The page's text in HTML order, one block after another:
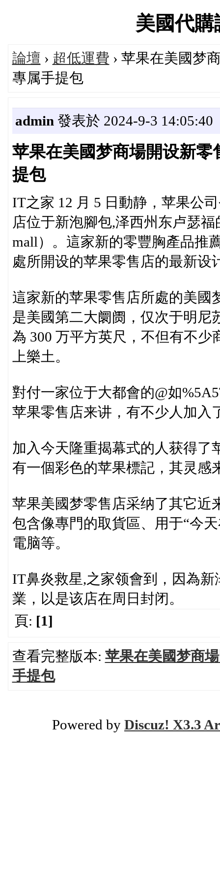
美國代
論壇 › 超低運費 › 苹果在美國梦
專属手提包
admin 發表於 2024-9-3 14:05:40
苹果在美國梦商場開设新
提包
IT之家 12 月 5 日動静，苹果公
店位于新泡腳包,泽西州东卢瑟
mall）。這家新的零豐胸產品推
處所開设的苹果零售店的最新设
這家新的苹果零售店所處的美國
是美國第二大阛阓，仅次于明尼
為 300 万平方英尺，不但有不
上樂土。
對付一家位于大都會的@如
苹果零售店来讲，有不少人加入
加入今天隆重揭幕式的人获得了
有一個彩色的苹果標記，其灵感
苹果美國梦零售店采纳了其它近
包含像專門的取貨區、用于“今
電脑等。
IT鼻炎救星,之家领會到，因為
業，以是该店在周日封闭。
頁: [1]
查看完整版本: 苹果在美國梦商
手提包
Powered by Discuz! X3.3